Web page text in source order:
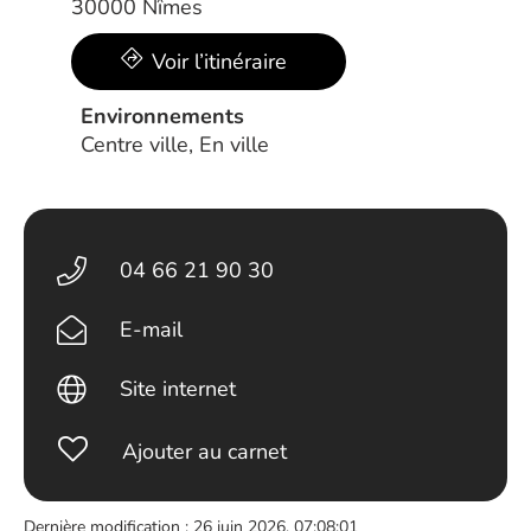
30000 Nîmes
Voir l’itinéraire
Environnements
Centre ville, En ville
04 66 21 90 30
E-mail
Site internet
Ajouter au carnet